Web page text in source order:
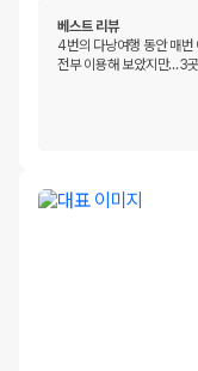
베스트 리뷰
4번의 다낭여행 동안 매번
전부 이용해 보았지만...3